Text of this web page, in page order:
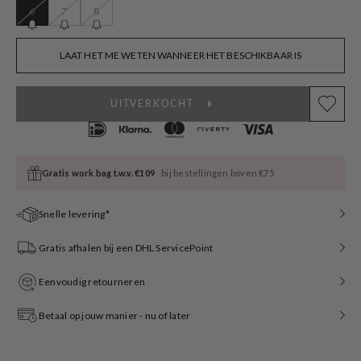
6Variant
sold
out
unavailable
7Variant
sold
out
unavailable
8Variant
sold
out
unavailable
LAAT HET ME WETEN WANNEER HET BESCHIKBAAR IS
UITVERKOCHT
Gratis work bag t.w.v. €109 bij bestellingen boven €75
Snelle levering*
Gratis afhalen bij een DHL ServicePoint
Eenvoudig retourneren
Betaal op jouw manier - nu of later